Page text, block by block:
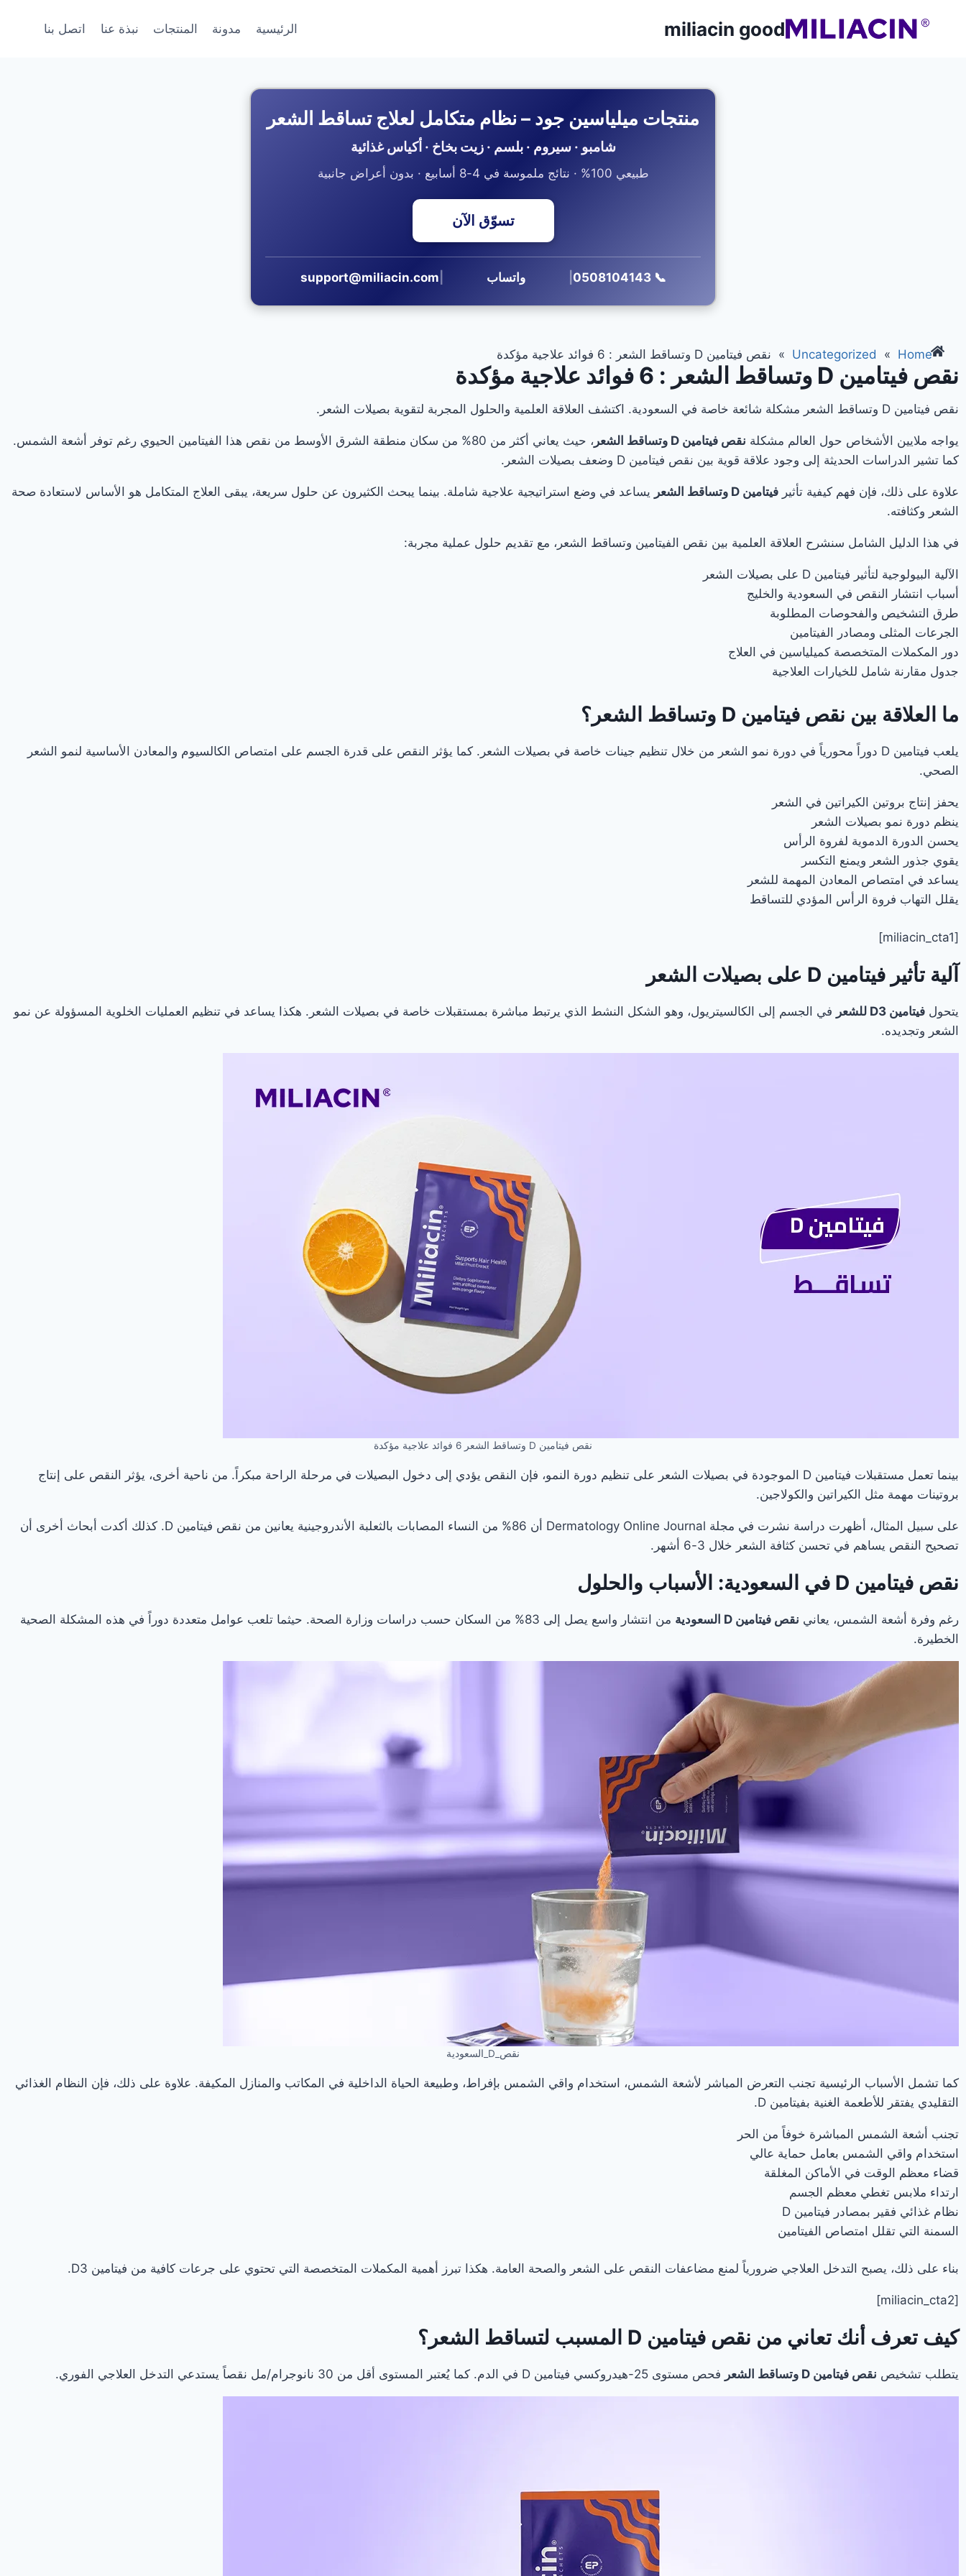
miliacin good الرئيسية مدونة المنتجات نبذة عنا اتصل بنا
منتجات ميلياسين جود – نظام متكامل لعلاج تساقط الشعر
شامبو · سيروم · بلسم · زيت بخاخ · أكياس غذائية
طبيعي 100% · نتائج ملموسة في 4-8 أسابيع · بدون أعراض جانبية
تسوّق الآن
📞 0508104143 واتساب support@miliacin.com
Home
»
Uncategorized
» نقص فيتامين D وتساقط الشعر : 6 فوائد علاجية مؤكدة
نقص فيتامين D وتساقط الشعر : 6 فوائد علاجية مؤكدة
نقص فيتامين D وتساقط الشعر مشكلة شائعة خاصة في السعودية. اكتشف العلاقة العلمية والحلول المجربة لتقوية بصيلات الشعر.
يواجه ملايين الأشخاص حول العالم مشكلة نقص فيتامين D وتساقط الشعر
، حيث يعاني أكثر من 80% من سكان منطقة الشرق الأوسط من نقص هذا الفيتامين الحيوي رغم توفر أشعة الشمس.
كما تشير الدراسات الحديثة إلى وجود علاقة قوية بين نقص فيتامين D وضعف بصيلات الشعر.
علاوة على ذلك، فإن فهم كيفية تأثير فيتامين D وتساقط الشعر
يساعد في وضع استراتيجية علاجية شاملة. بينما يبحث الكثيرون عن حلول سريعة، يبقى العلاج المتكامل هو الأساس لاستعادة صحة
الشعر وكثافته.
في هذا الدليل الشامل سنشرح العلاقة العلمية بين نقص الفيتامين وتساقط الشعر، مع تقديم حلول عملية مجربة:
الآلية البيولوجية لتأثير فيتامين D على بصيلات الشعر
أسباب انتشار النقص في السعودية والخليج
طرق التشخيص والفحوصات المطلوبة
الجرعات المثلى ومصادر الفيتامين
دور المكملات المتخصصة كميلياسين في العلاج
جدول مقارنة شامل للخيارات العلاجية
ما العلاقة بين نقص فيتامين D وتساقط الشعر؟
يلعب فيتامين D دوراً محورياً في دورة نمو الشعر من خلال تنظيم جينات خاصة في بصيلات الشعر. كما يؤثر النقص على قدرة الجسم على امتصاص الكالسيوم والمعادن الأساسية لنمو الشعر
الصحي.
يحفز إنتاج بروتين الكيراتين في الشعر
ينظم دورة نمو بصيلات الشعر
يحسن الدورة الدموية لفروة الرأس
يقوي جذور الشعر ويمنع التكسر
يساعد في امتصاص المعادن المهمة للشعر
يقلل التهاب فروة الرأس المؤدي للتساقط
[miliacin_cta1]
آلية تأثير فيتامين D على بصيلات الشعر
يتحول فيتامين D3 للشعر
في الجسم إلى الكالسيتريول، وهو الشكل النشط الذي يرتبط مباشرة بمستقبلات خاصة في بصيلات الشعر. هكذا يساعد في تنظيم العمليات الخلوية المسؤولة عن نمو
الشعر وتجديده.
نقص فيتامين D وتساقط الشعر 6 فوائد علاجية مؤكدة
بينما تعمل مستقبلات فيتامين D الموجودة في بصيلات الشعر على تنظيم دورة النمو، فإن النقص يؤدي إلى دخول البصيلات في مرحلة الراحة مبكراً. من ناحية أخرى، يؤثر النقص على إنتاج
بروتينات مهمة مثل الكيراتين والكولاجين.
على سبيل المثال، أظهرت دراسة نشرت في مجلة Dermatology Online Journal أن 86% من النساء المصابات بالثعلبة الأندروجينية يعانين من نقص فيتامين D. كذلك أكدت أبحاث أخرى أن
تصحيح النقص يساهم في تحسن كثافة الشعر خلال 3-6 أشهر.
نقص فيتامين D في السعودية: الأسباب والحلول
رغم وفرة أشعة الشمس، يعاني نقص فيتامين D السعودية
من انتشار واسع يصل إلى 83% من السكان حسب دراسات وزارة الصحة. حيثما تلعب عوامل متعددة دوراً في هذه المشكلة الصحية
الخطيرة.
نقص_D_السعودية
كما تشمل الأسباب الرئيسية تجنب التعرض المباشر لأشعة الشمس، استخدام واقي الشمس بإفراط، وطبيعة الحياة الداخلية في المكاتب والمنازل المكيفة. علاوة على ذلك، فإن النظام الغذائي
التقليدي يفتقر للأطعمة الغنية بفيتامين D.
تجنب أشعة الشمس المباشرة خوفاً من الحر
استخدام واقي الشمس بعامل حماية عالي
قضاء معظم الوقت في الأماكن المغلقة
ارتداء ملابس تغطي معظم الجسم
نظام غذائي فقير بمصادر فيتامين D
السمنة التي تقلل امتصاص الفيتامين
بناء على ذلك، يصبح التدخل العلاجي ضرورياً لمنع مضاعفات النقص على الشعر والصحة العامة. هكذا تبرز أهمية المكملات المتخصصة التي تحتوي على جرعات كافية من فيتامين D3.
[miliacin_cta2]
كيف تعرف أنك تعاني من نقص فيتامين D المسبب لتساقط الشعر؟
يتطلب تشخيص نقص فيتامين D وتساقط الشعر فحص مستوى 25-هيدروكسي فيتامين D في الدم. كما يُعتبر المستوى أقل من 30 نانوجرام/مل نقصاً يستدعي التدخل العلاجي الفوري.